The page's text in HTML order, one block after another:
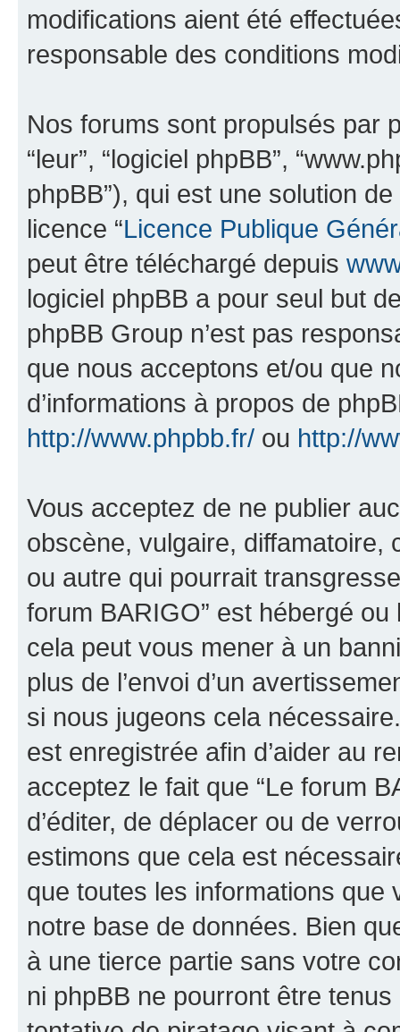
modifications aient été
responsable des conditions
Nos forums sont propulsés par
“leur”, “logiciel phpBB”,
phpBB”), qui est une solution
licence “Licence Publique
peut être téléchargé depuis
logiciel phpBB a pour seul but
phpBB Group n’est pas
que nous acceptons et/ou que
d’informations à propos de
http://www.phpbb.fr/ ou http://
Vous acceptez de ne publier
obscène, vulgaire, diffamatoire,
ou autre qui pourrait
forum BARIGO” est hébergé
cela peut vous mener à un
plus de l’envoi d’un
si nous jugeons cela
est enregistrée afin d’aider au
acceptez le fait que “Le forum
d’éditer, de déplacer ou de
estimons que cela est
que toutes les informations
notre base de données. Bien
à une tierce partie sans votre
ni phpBB ne pourront être